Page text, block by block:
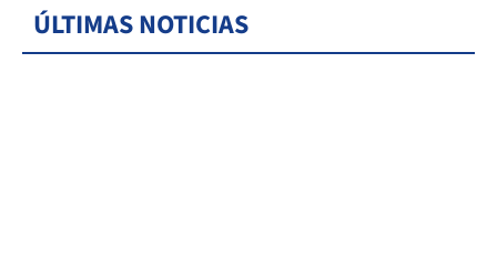
ÚLTIMAS NOTICIAS